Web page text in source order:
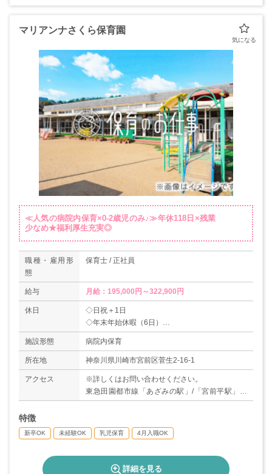
マリアンナさくら保育園
≪人気の病院内保育×0-2歳児のみ♪≫年休118日×残業
少なめ★福利厚生充実◎
職種・雇用形
態
保育士 / 正社員
給与 月給：195,000円～322,900円
休日
◇日祝＋1日
◇年末年始休暇（6日）
◇有給休暇
◇産休育休制度（取得率100％/パパ保育士さんも
育児休暇取得OK！）
◇コロナの特別休暇制度あり
→身内などがコロナにかかった場合お休みしても
100％給与保証
施設形態 病院内保育
所在地 神奈川県川崎市宮前区菅生2-16-1
アクセス
※詳しくはお問い合わせください。
東急田園都市線「あざみの駅」/「宮前平駅」よ
り小田急バス/川崎市バス20分「聖マリアンナ医
特徴
新卒OK 未経験OK 乳児保育 4月入職OK
詳細を見る